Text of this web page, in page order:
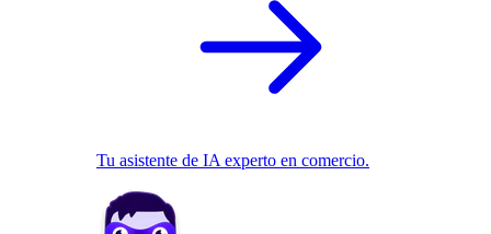
Tu asistente de IA experto en comercio.